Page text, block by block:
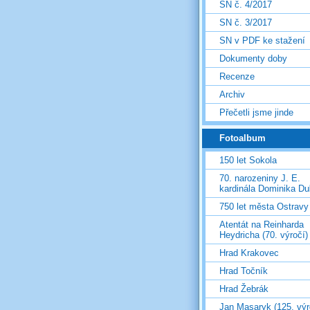
SN č. 4/2017
SN č. 3/2017
SN v PDF ke stažení
Dokumenty doby
Recenze
Archiv
Přečetli jsme jinde
Fotoalbum
150 let Sokola
70. narozeniny J. E.
kardinála Dominika
750 let města Ostravy
Atentát na Reinharda
Heydricha (70. výročí)
Hrad Krakovec
Hrad Točník
Hrad Žebrák
Jan Masaryk (125.